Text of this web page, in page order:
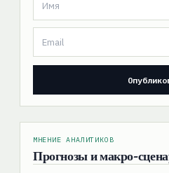
МНЕНИЕ АНАЛИТИКОВ
Прогнозы и макро-